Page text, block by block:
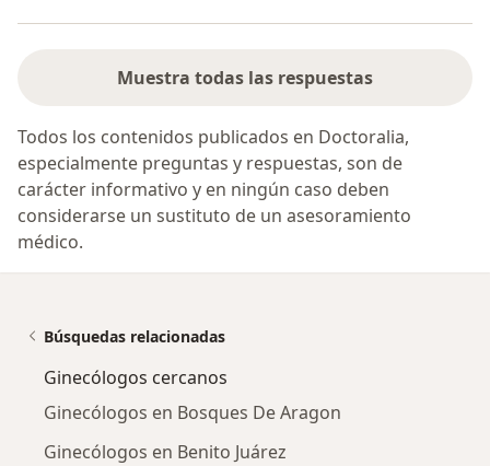
Muestra todas las respuestas
Todos los contenidos publicados en Doctoralia,
especialmente preguntas y respuestas, son de
carácter informativo y en ningún caso deben
considerarse un sustituto de un asesoramiento
médico.
Búsquedas relacionadas
Ginecólogos cercanos
Ginecólogos en Bosques De Aragon
Ginecólogos en Benito Juárez